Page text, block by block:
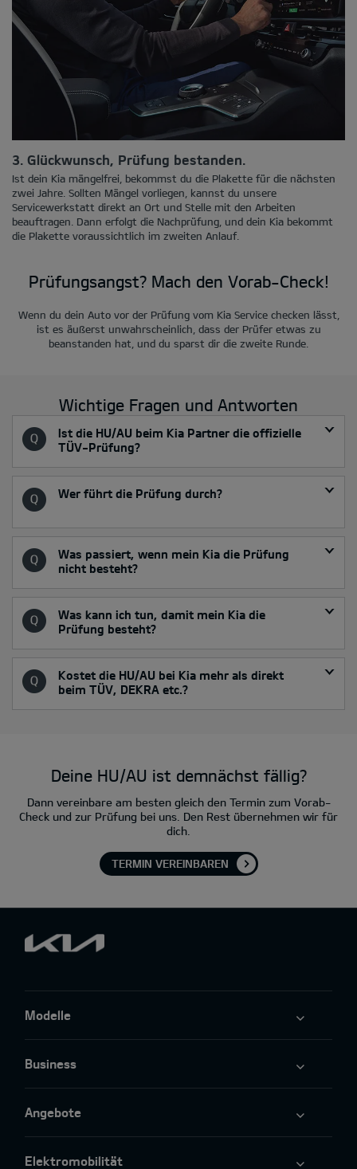
3. Glückwunsch, Prüfung bestanden.
Ist dein Kia mängelfrei, bekommst du die Plakette für die nächsten
zwei Jahre. Sollten Mängel vorliegen, kannst du unsere
Servicewerkstatt direkt an Ort und Stelle mit den Arbeiten
beauftragen. Dann erfolgt die Nachprüfung, und dein Kia bekommt
die Plakette voraussichtlich im zweiten Anlauf.
Prüfungsangst? Mach den Vorab-Check!
Wenn du dein Auto vor der Prüfung vom Kia Service checken lässt,
ist es äußerst unwahrscheinlich, dass der Prüfer etwas zu
beanstanden hat, und du sparst dir die zweite Runde.
Wichtige Fragen und Antworten
Ist die HU/AU beim Kia Partner die offizielle
TÜV-Prüfung?
Wer führt die Prüfung durch?
Was passiert, wenn mein Kia die Prüfung
nicht besteht?
Was kann ich tun, damit mein Kia die
Prüfung besteht?
Kostet die HU/AU bei Kia mehr als direkt
beim TÜV, DEKRA etc.?
Deine HU/AU ist demnächst fällig?
Dann vereinbare am besten gleich den Termin zum Vorab-
Check und zur Prüfung bei uns. Den Rest übernehmen wir für
dich.
TERMIN VEREINBAREN
Modelle
Business
Angebote
Elektromobilität